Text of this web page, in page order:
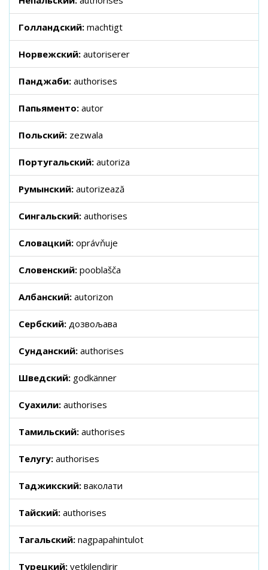
Голландский: machtigt
Норвежский: autoriserer
Панджаби: authorises
Папьяменто: autor
Польский: zezwala
Португальский: autoriza
Румынский: autorizează
Сингальский: authorises
Словацкий: oprávňuje
Словенский: pooblašča
Албанский: autorizon
Сербский: дозвољава
Сунданский: authorises
Шведский: godkänner
Суахили: authorises
Тамильский: authorises
Телугу: authorises
Таджикский: ваколати
Тайский: authorises
Тагальский: nagpapahintulot
Турецкий: yetkilendirir